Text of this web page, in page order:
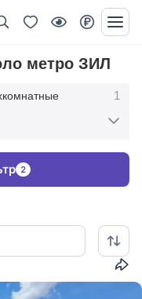
метро ЗИЛ
1
стиле
2